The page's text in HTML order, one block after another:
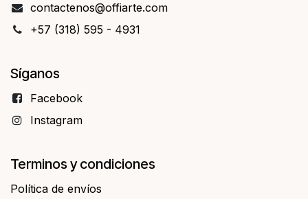
contact​​enos@offiarte.com
+57 (318) 595 - 4931
Síganos
Facebo​​ok
Instagram
Terminos y condiciones
Política de envíos